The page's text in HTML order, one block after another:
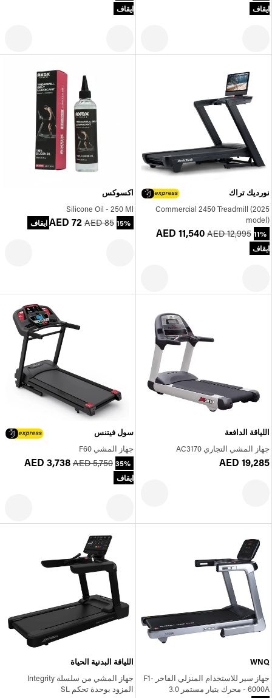
ايقاف
ايقاف
نورديك تراك
Commercial 2450 Treadmill (2025
model)
AED 11,540 AED 12,995 11%
ايقاف
اكسوكس
Silicone Oil - 250 Ml
AED 72 AED 85 15% ايقاف
اللياقة الدافعة
جهاز المشي التجاري AC3170
AED 19,285
سول فيتنس
جهاز المشي F60
AED 3,738 AED 5,750 35%
ايقاف
WNQ
جهاز سير للاستخدام المنزلي الفاخر F1-
6000A - محرك بتيار مستمر 3.0
اللياقة البدنية الحياة
جهاز المشي من سلسلة Integrity
المزود بوحدة تحكم SL